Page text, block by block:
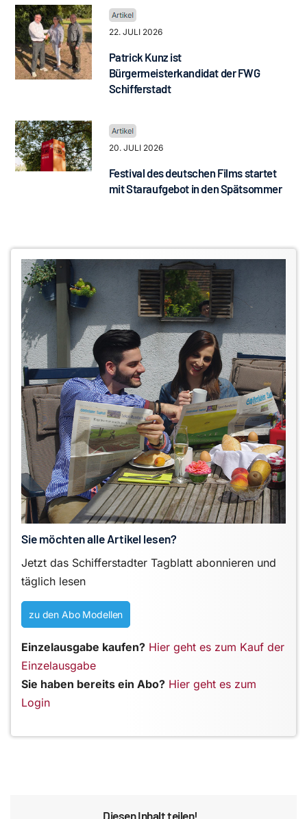
22. JULI 2026
Patrick Kunz ist
Bürgermeisterkandidat der FWG
Schifferstadt
20. JULI 2026
Festival des deutschen Films startet
mit Staraufgebot in den Spätsommer
Sie möchten alle Artikel lesen?
Jetzt das Schifferstadter Tagblatt abonnieren und
täglich lesen
zu den Abo Modellen
Einzelausgabe kaufen? Hier geht es zum Kauf der
Einzelausgabe
Sie haben bereits ein Abo? Hier geht es zum
Login
Diesen Inhalt teilen!